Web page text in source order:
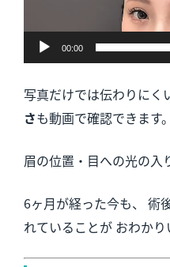
00:00
写真だけでは伝わりにく
さも動画で確認できます。
眉の位置・目への光の入
6ヶ月が経った今も、 術
れていることが おわかり